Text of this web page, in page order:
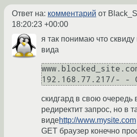
Ответ на: комментарий от
18:20:23 +00:00
я так понимаю что
вида
192.168.77.217/- -
скидгард в свою очередь
редиректит запрос, но в
видеhttp://www.mysite.com
GET браузер конечно